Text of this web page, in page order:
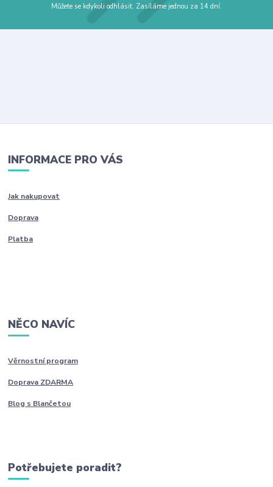
Můžete se kdykoli odhlásit. Zasíláme jednou za 14 dní.
INFORMACE PRO VÁS
Jak nakupovat
Doprava
Platba
NĚCO NAVÍC
Věrnostní program
Doprava ZDARMA
Blog s Blančetou
Potřebujete poradit?